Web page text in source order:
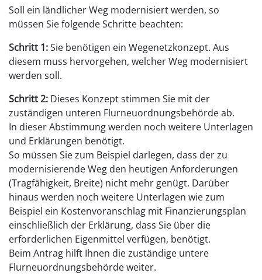
Soll ein ländlicher Weg modernisiert werden, so
müssen Sie folgende Schritte beachten:
Schritt 1:Sie benötigen ein Wegenetzkonzept. Aus
diesem muss hervorgehen, welcher Weg modernisiert
werden soll.
Schritt 2: Dieses Konzept stimmen Sie mit der
zuständigen unteren Flurneuordnungsbehörde ab.
In dieser Abstimmung werden noch weitere Unterlagen
und Erklärungen benötigt.
So müssen Sie zum Beispiel darlegen, dass der zu
modernisierende Weg den heutigen Anforderungen
(Tragfähigkeit, Breite) nicht mehr genügt. Darüber
hinaus werden noch weitere Unterlagen wie zum
Beispiel ein Kostenvoranschlag mit Finanzierungsplan
einschließlich der Erklärung, dass Sie über die
erforderlichen Eigenmittel verfügen, benötigt.
Beim Antrag hilft Ihnen die zuständige untere
Flurneuordnungsbehörde weiter.